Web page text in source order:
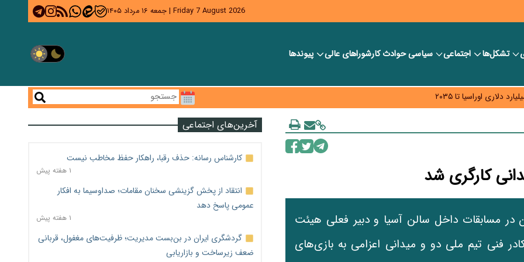
Friday 7 August 2026
| جمعه ۱۶ مرداد ۱۴۰۵
تشکل‌ها اجتماعی سیاسیحوادث کارشورا‎های عالی پیوندها
بانک‌ها و صرافی‌ها
شبکه کمتر توسعه می‌یابد
مالیاتی در حمایت از تولید
کارگری شد
در مسابقات داخل سالن آسیا و دبیر فعلی هیئت
فنی تیم‌ ملی دو و میدانی اعزامی به بازی‌های
آخرین‌های اجتماعی
کارشناس رسانه: حذف رقبا، راهکار حفظ مخاطب نیست
۱ هفته پیش
انتقاد از پخش گزینشی سخنان مقامات؛ صداوسیما به افکار
عمومی پاسخ دهد
۱ هفته پیش
گردشگری ایران در بن‌بست مدیریت؛ ظرفیت‌های مغفول، قربانی
ضعف زیرساخت و بازاریابی